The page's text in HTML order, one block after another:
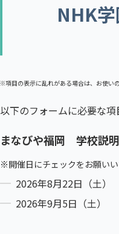
NHK
※項目の表示に乱れがある場合は、お使い
以下のフォームに必要な
まなびや福岡 学校説
※開催日にチェックをお願いい
2026年8月22日（土）
2026年9月5日（土）